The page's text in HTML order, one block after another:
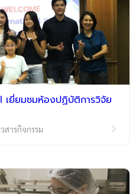
เยี่ยมชมห้องปฏิบัติการวิจัย
สารกิจกรรม